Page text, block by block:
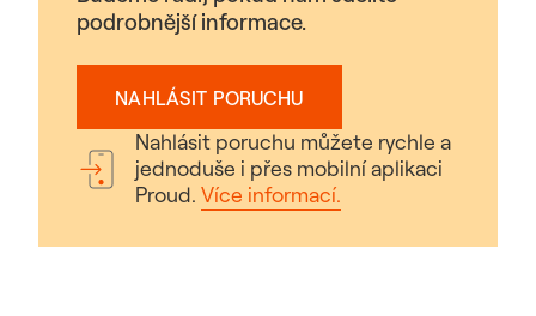
podrobnější informace.
NAHLÁSIT PORUCHU
Nahlásit poruchu můžete rychle a
jednoduše i přes mobilní aplikaci
Proud. Více informací.